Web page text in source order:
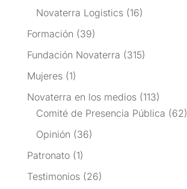
Novaterra Logistics(16)
Formación (39)
Fundación Novaterra (315)
Mujeres(1)
Novaterra en los medios(113)
Comité de Presencia Pública (62)
Opinión (36)
Patronato(1)
Testimonios(26)